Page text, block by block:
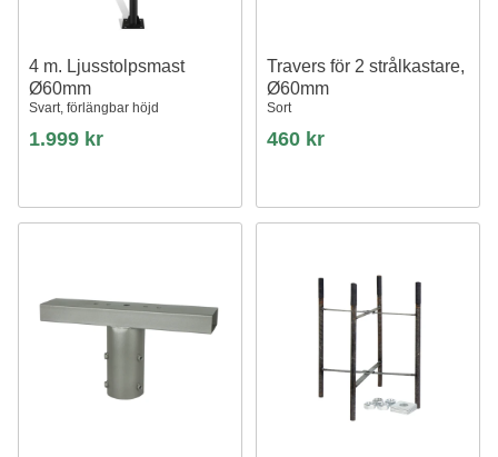
4 m. Ljusstolpsmast
Ø60mm
Svart, förlängbar höjd
1.999 kr
Travers för 2 strålkastare,
Ø60mm
Sort
460 kr